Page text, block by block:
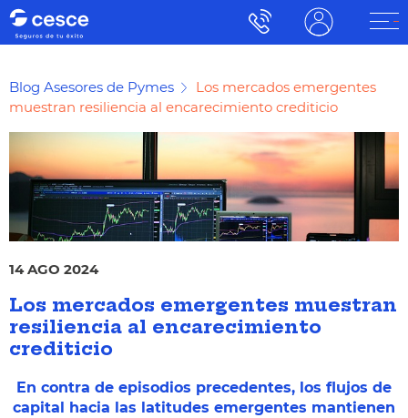
Blog Asesores de Pymes
Los mercados emergentes
muestran resiliencia al encarecimiento crediticio
14 AGO 2024
Los mercados emergentes muestran
resiliencia al encarecimiento
crediticio
En contra de episodios precedentes, los flujos de
capital hacia las latitudes emergentes mantienen